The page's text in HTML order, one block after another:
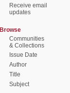
Receive email
updates
Browse
Communities
& Collections
Issue Date
Author
Title
Subject